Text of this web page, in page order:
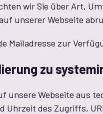
wir Sie über Art,
unserer Webseite
Mailadresse zur
zu
Webseite aus
des Zugriffs,